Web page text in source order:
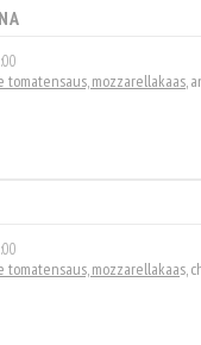
mozzarellakaas,
mozzarellakaas,